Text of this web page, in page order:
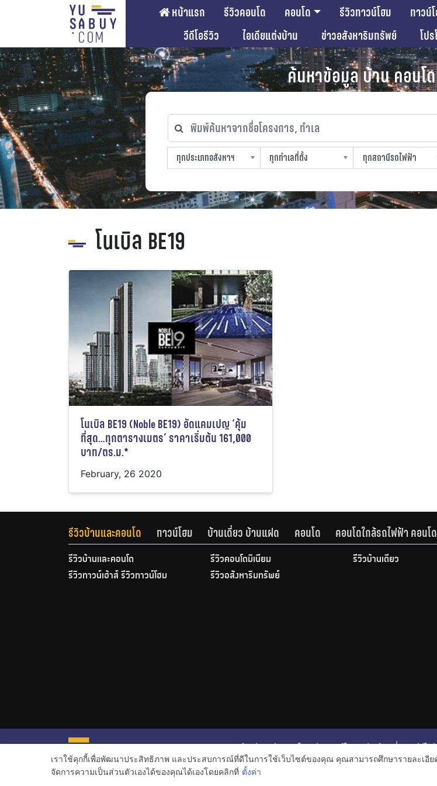
หน้าแรก รีวิวคอนโด คอนโด รีวิวทาวน์โฮม ทาวน์
วีดีโอรีวิว
ไอเดียแต่งบ้าน ข่าวอสังหาริมทรัพย์ โป
ค้นหาข้อมูล บ้าน คอนโ
พิมพ์ค้นหาจากชื่อโครงการ, ทำเล
ทุกประเภทอสังหาฯ
ทุกประเภทอสังหาฯ
ทุกทำเลที่ตั้ง
ทุกทำเลที่ตั้ง
ทุกสถานีรถไฟฟ้า
ทุกสถานีรถไฟฟ้า
ทุกช่วงราคา
โนเบิล BE19
โนเบิล BE19 (Noble BE19) อัดแคมเปญ ‘คุ้ม
ที่สุด…ทุกตารางเมตร’ ราคาเริ่มต้น 161,000
บาท/ตร.ม.*
February, 26 2020
รีวิวบ้านและคอนโด ทาวน์โฮม บ้านเดี่ยว บ้านแฝด คอนโด คอนโดใกล้รถไฟฟ้า คอน
รีวิวบ้านและคอนโด รีวิวคอนโดมิเนียม
รีวิวบ้านเดี่ยว
รีวิวทาวน์เฮ้าส์ รีวิวทาวน์โฮม
รีวิวอสังหาริมทรัพย์
หน้าหลัก รีวิวคอนโด รีวิวทาวน์โฮม รีวิวบ้านเดี่ยว วีดีโอ
ข่าวอสังหาริมทรัพย์
โปรโมชั่นบ้านและคอนโด
เราใช้คุกกี้เพื่อพัฒนาประสิทธิภาพ และประสบการณ์ที่ดีในการใช้เว็บไซต์ของคุณ คุณสามารถศึกษารายละเอีย
จัดการความเป็นส่วนตัวเองได้ของคุณได้เองโดยคลิกที่ ตั้งค่า